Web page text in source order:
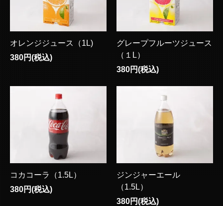
オレンジジュース（1L)
380円(税込)
グレープフルーツジュース
（１L）
380円(税込)
コカコーラ（1.5L）
380円(税込)
ジンジャーエール
（1.5L）
380円(税込)